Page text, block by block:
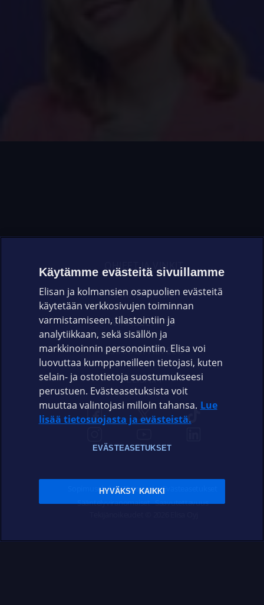
OHJEET JA VINKIT
OMAYHTEISÖ
VIANSELVITYS
ASIAKASPALVELU
ELISA.FI
Sopimusehdot Tietosuoja Evästeasetukset
Sääntelyviranomaiset Saavutettavuus
Käytämme evästeitä sivuillamme
Elisan ja kolmansien osapuolien evästeitä
käytetään verkkosivujen toiminnan
varmistamiseen, tilastointiin ja
analytiikkaan, sekä sisällön ja
markkinoinnin personointiin. Elisa voi
luovuttaa kumppaneilleen tietojasi, kuten
selain- ja ostotietoja suostumukseesi
perustuen. Evästeasetuksista voit
muuttaa valintojasi milloin tahansa. Lue
lisää tietosuojasta ja evästeistä.
EVÄSTEASETUKSET
HYVÄKSY KAIKKI